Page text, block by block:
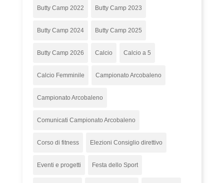
Butty Camp 2022 Butty Camp 2023
Butty Camp 2024 Butty Camp 2025
Butty Camp 2026 Calcio Calcio a 5
Calcio Femminile Campionato Arcobaleno
Campionato Arcobaleno
Comunicati Campionato Arcobaleno
Corso di fitness Elezioni Consiglio direttivo
Eventi e progetti Festa dello Sport